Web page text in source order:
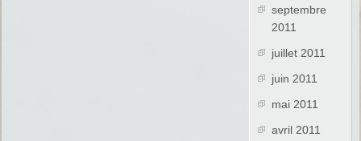
septembre
2011
juillet 2011
juin 2011
mai 2011
avril 2011